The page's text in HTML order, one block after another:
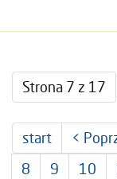
Strona 7 z 17
start <
8
9 10